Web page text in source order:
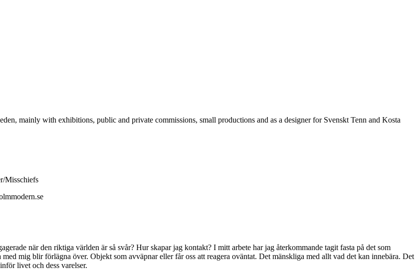
mainly with exhibitions, public and private commissions, small productions and as a designer for Svenskt Tenn and Kosta
Misschiefs
när den riktiga världen är så svår? Hur skapar jag kontakt? I mitt arbete har jag återkommande tagit fasta på det som
mig blir förlägna över. Objekt som avväpnar eller får oss att reagera oväntat. Det mänskliga med allt vad det kan innebära. Det
livet och dess varelser.